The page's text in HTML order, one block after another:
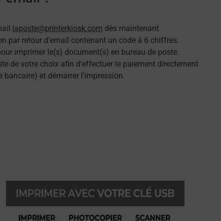
laposte@printerkiosk.com dès maintenant
par retour d'email contenant un code à 6 chiffres.
imprimer le(s) document(s) en bureau de poste.
de votre choix afin d'effectuer le paiement directement
bancaire) et démarrer l'impression.